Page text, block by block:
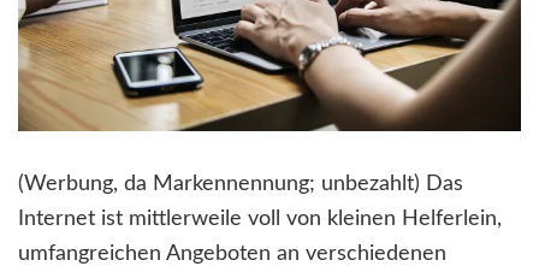
(Werbung, da Markennennung; unbezahlt) Das
Internet ist mittlerweile voll von kleinen Helferlein,
umfangreichen Angeboten an verschiedenen